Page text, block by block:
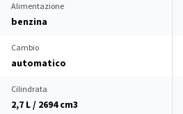
Alimentazione
benzina
Cambio
automatico
Cilindrata
2,7 L / 2694 cm3